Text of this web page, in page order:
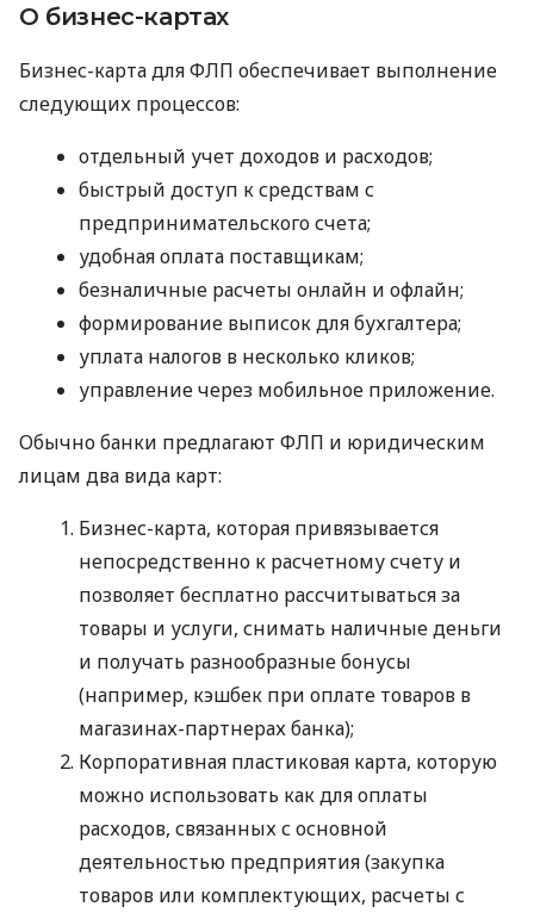
О бизнес-картах
Бизнес-карта для ФЛП обеспечивает выполнение
следующих процессов:
отдельный учет доходов и расходов;
быстрый доступ к средствам с
предпринимательского счета;
удобная оплата поставщикам;
безналичные расчеты онлайн и офлайн;
формирование выписок для бухгалтера;
уплата налогов в несколько кликов;
управление через мобильное приложение.
Обычно банки предлагают ФЛП и юридическим
лицам два вида карт:
Бизнес-карта, которая привязывается
непосредственно к расчетному счету и
позволяет бесплатно рассчитываться за
товары и услуги, снимать наличные деньги
и получать разнообразные бонусы
(например, кэшбек при оплате товаров в
магазинах-партнерах банка);
Корпоративная пластиковая карта, которую
можно использовать как для оплаты
расходов, связанных с основной
деятельностью предприятия (закупка
товаров или комплектующих, расчеты с